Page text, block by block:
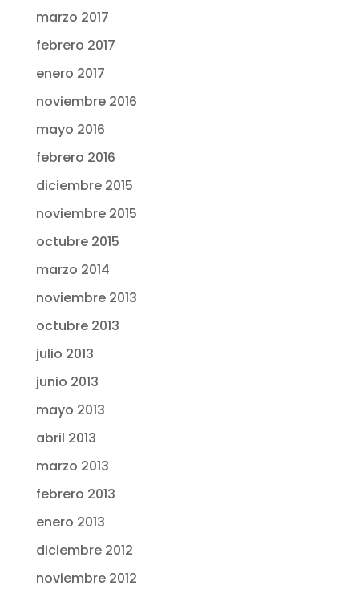
marzo 2017
febrero 2017
enero 2017
noviembre 2016
mayo 2016
febrero 2016
diciembre 2015
noviembre 2015
octubre 2015
marzo 2014
noviembre 2013
octubre 2013
julio 2013
junio 2013
mayo 2013
abril 2013
marzo 2013
febrero 2013
enero 2013
diciembre 2012
noviembre 2012